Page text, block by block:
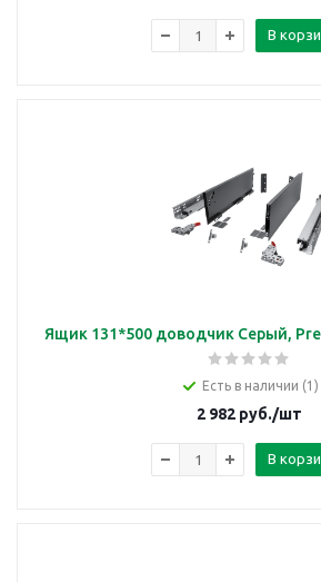
В
Ящик 131*500 доводчик Серый,
Есть в наличии (1)
2 982 руб./шт
В